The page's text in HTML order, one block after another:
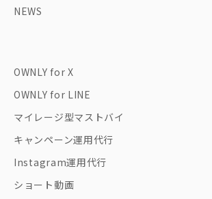
NEWS
OWNLY for X
OWNLY for LINE
マイレージ型マストバイ
キャンペーン運用代行
Instagram運用代行
ショート動画